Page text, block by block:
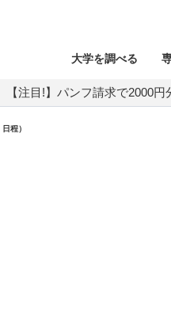
大学を調べる
【注目!】パンフ請求で2000
程）